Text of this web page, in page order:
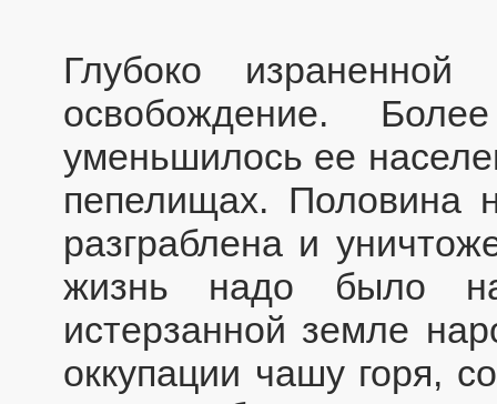
Глубоко израненной
освобождение.
уменьшилось ее
пепелищах. Половина
разграблена и
жизнь надо было
истерзанной земле
оккупации чашу горя,